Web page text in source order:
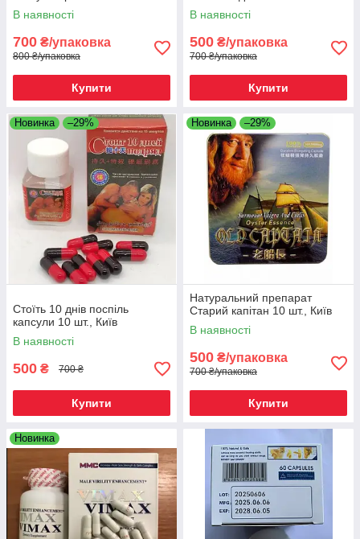
В наявності
700 ₴/упаковка
800 ₴/упаковка
Купити
впевненої ерекції, Київ
В наявності
500 ₴/упаковка
700 ₴/упаковка
Купити
Новинка –29%
Стоїть 10 днів поспіль
капсули 10 шт., Київ
В наявності
500 ₴ 700 ₴
Купити
Новинка –29%
Натуральний препарат
Старий капітан 10 шт., Київ
В наявності
500 ₴/упаковка
700 ₴/упаковка
Купити
Новинка